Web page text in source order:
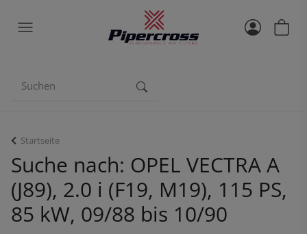
Startseite
Suche nach: OPEL VECTRA A
(J89), 2.0 i (F19, M19), 115 PS,
85 kW, 09/88 bis 10/90